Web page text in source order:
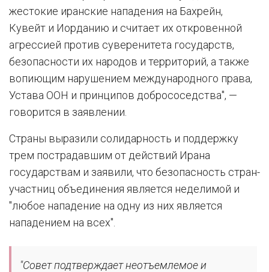
жестокие иранские нападения на Бахрейн,
Кувейт и Иорданию и считает их откровенной
агрессией против суверенитета государств,
безопасности их народов и территорий, а также
вопиющим нарушением международного права,
Устава ООН и принципов добрососедства", —
говорится в заявлении.
Страны выразили солидарность и поддержку
трем пострадавшим от действий Ирана
государствам и заявили, что безопасность стран-
участниц объединения является неделимой и
"любое нападение на одну из них является
нападением на всех".
"Совет подтверждает неотъемлемое и